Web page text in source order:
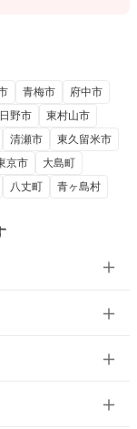
青梅市
府中市
日野市
東村山市
清瀬市
東久留米市
京市
大島町
八丈町
青ヶ島村